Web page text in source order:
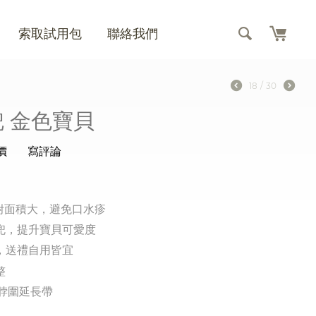
索取試用包 聯絡我們
18 / 30
金色寶貝
寫評論
積大，避免口水疹
，提升寶貝可愛度
送禮自用皆宜
圍延長帶